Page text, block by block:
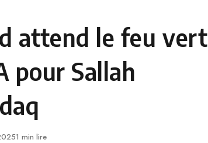
attend le feu vert
pour Sallah
1 min lire